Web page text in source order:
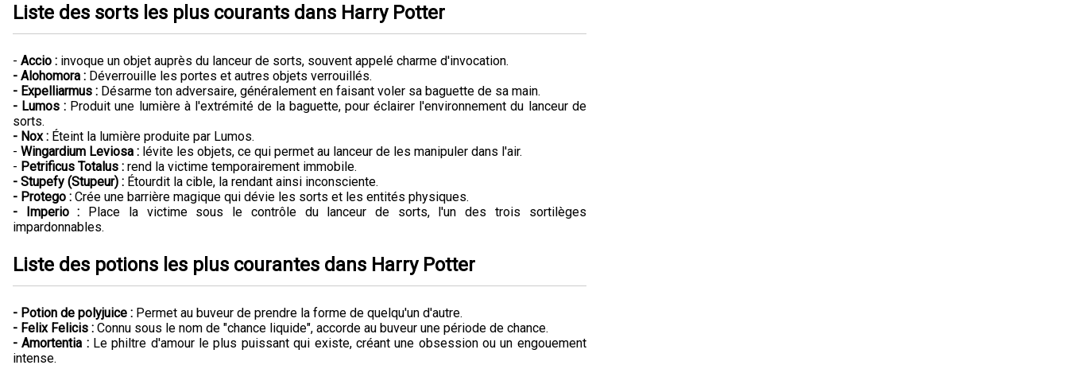
Liste des sorts les plus courants dans Harry Potter
- Accio : invoque un objet auprès du lanceur de sorts, souvent appelé charme d'invocation.
- Alohomora : Déverrouille les portes et autres objets verrouillés.
- Expelliarmus : Désarme ton adversaire, généralement en faisant voler sa baguette de sa main.
- Lumos : Produit une lumière à l'extrémité de la baguette, pour éclairer l'environnement du lanceur de
sorts.
- Nox : Éteint la lumière produite par Lumos.
- Wingardium Leviosa : lévite les objets, ce qui permet au lanceur de les manipuler dans l'air.
- Petrificus Totalus : rend la victime temporairement immobile.
- Stupefy (Stupeur) : Étourdit la cible, la rendant ainsi inconsciente.
- Protego : Crée une barrière magique qui dévie les sorts et les entités physiques.
- Imperio : Place la victime sous le contrôle du lanceur de sorts, l'un des trois sortilèges
impardonnables.
Liste des potions les plus courantes dans Harry Potter
- Potion de polyjuice : Permet au buveur de prendre la forme de quelqu'un d'autre.
- Felix Felicis : Connu sous le nom de "chance liquide", accorde au buveur une période de chance.
- Amortentia :Le philtre d'amour le plus puissant qui existe, créant une obsession ou un engouement
intense.